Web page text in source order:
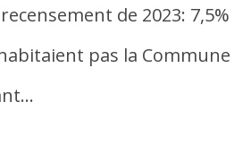
de 2023: 7,5%
pas la Commune